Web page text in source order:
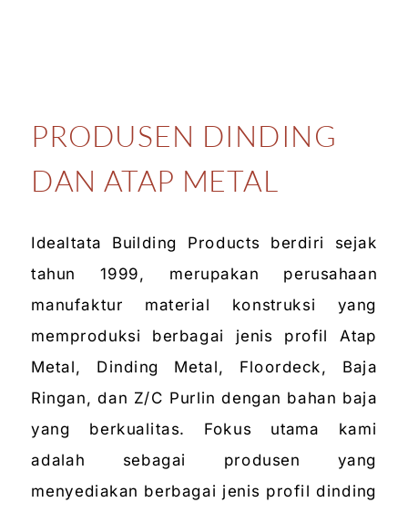
PRODUSEN DINDING
DAN ATAP METAL
Idealtata Building Products berdiri sejak
tahun 1999, merupakan perusahaan
manufaktur material konstruksi yang
memproduksi berbagai jenis profil Atap
Metal, Dinding Metal, Floordeck, Baja
Ringan, dan Z/C Purlin dengan bahan baja
yang berkualitas. Fokus utama kami
adalah sebagai produsen yang
menyediakan berbagai jenis profil dinding